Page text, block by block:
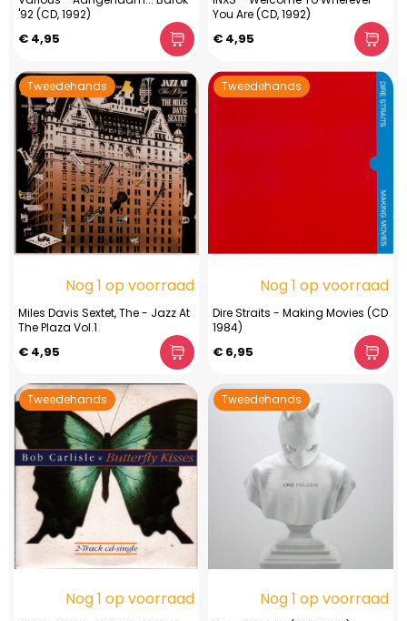
'92 (CD, 1992)
€ 4,95
You Are (CD, 1992)
€ 4,95
Tweedehands
Nog 1 op voorraad
Miles Davis Sextet, The - Jazz At
The Plaza Vol.1
€ 4,95
Tweedehands
Nog 1 op voorraad
Dire Straits - Making Movies (CD
1984)
€ 6,95
Tweedehands
Nog 1 op voorraad
Tweedehands
Nog 1 op voorraad